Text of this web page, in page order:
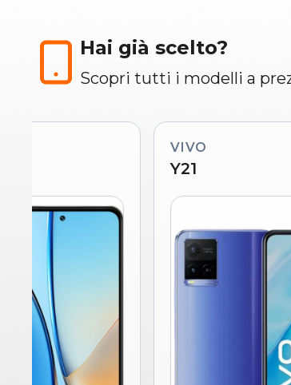
Hai già scelto?
Scopri tutti i modelli a
VIVO
Y21